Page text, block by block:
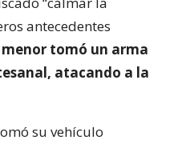
antecedentes
menor tomó un arma
atacando a la
su vehículo